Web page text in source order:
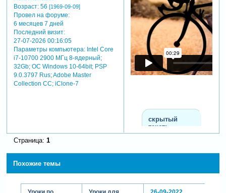
director
Возраст:56 [1969-09-09]
Провел на форуме:
6 месяцев 7 дней
Последний визит:
27-07-2026 00:16:05
Параметры компьютера:Intel Core
i7-10700 2900 МГц 8-ядерный;
32Gb; ОС Windows 10-64bit; PSP
9.0.3797 Rus; Adobe Master
Collection СС; iClone-7
скрытый
текст:
ссылкиили
Страница: 1
Похожие темы